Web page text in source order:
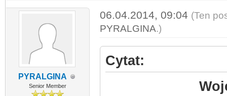
PYRALGINA
Senior Member
06.04.2014, 09:04 (Ten
PYRALGINA.)
Cytat: